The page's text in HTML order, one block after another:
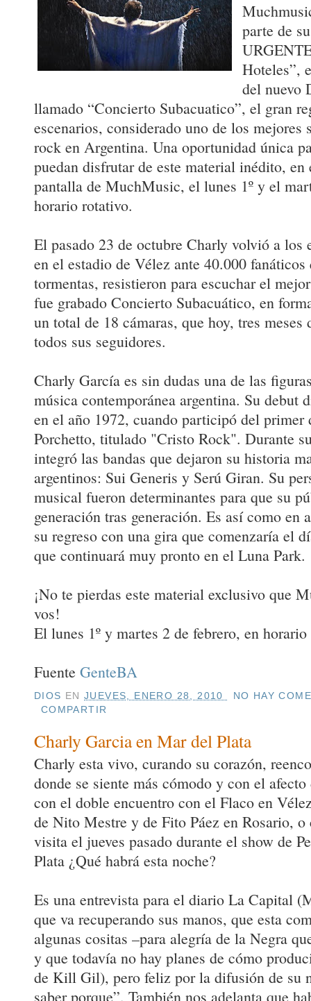
parte de
Hoteles”,
del nuevo
llamado “Concierto Subacuatico”, el gran
escenarios, considerado uno de los mejores
rock en Argentina. Una oportunidad única
puedan disfrutar de este material inédito, en
pantalla de MuchMusic, el lunes 1º y el
horario rotativo.
El pasado 23 de octubre Charly volvió a los
en el estadio de Vélez ante 40.000
tormentas, resistieron para escuchar el
fue grabado Concierto Subacuático, en
un total de 18 cámaras, que hoy, tres meses
todos sus seguidores.
Charly García es sin dudas una de las
música contemporánea argentina. Su debut
en el año 1972, cuando participó del primer
Porchetto, titulado "Cristo Rock". Durante
integró las bandas que dejaron su historia
argentinos: Sui Generis y Serú Giran. Su
musical fueron determinantes para que su
generación tras generación. Es así como en
su regreso con una gira que comenzaría el
que continuará muy pronto en el Luna Park.
¡No te pierdas este material exclusivo que
vos!
El lunes 1º y martes 2 de febrero, en
Fuente GenteBA
DIOS EN JUEVES, ENERO 28, 2010
NO HAY
COMPARTIR
Charly Garcia en Mar del Plata
Charly esta vivo, curando su corazón,
donde se siente más cómodo y con el
con el doble encuentro con el Flaco en
de Nito Mestre y de Fito Páez en Rosario,
visita el jueves pasado durante el show de
Plata ¿Qué habrá esta noche?
Es una entrevista para el diario La Capital
que va recuperando sus manos, que esta
algunas cositas –para alegría de la Negra
y que todavía no hay planes de cómo
de Kill Gil), pero feliz por la difusión de su
saber porque”. También nos adelanta que